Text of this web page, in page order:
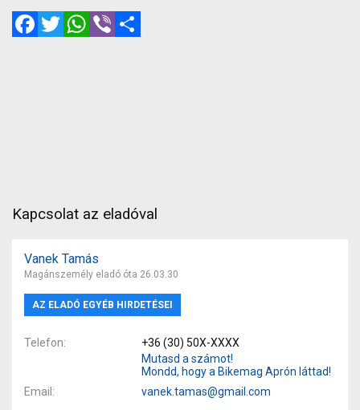
FacebookTwitterWhatsApp
Viber
Kapcsolat az eladóval
Vanek Tamás
Magánszemély eladó óta 26.03.30
AZ ELADÓ EGYÉB HIRDETÉSEI
Telefon
+36 (30) 50X-XXXX
Mutasd a számot!
Mondd, hogy a Bikemag Aprón láttad!
Email
vanek.tamas@gmail.com